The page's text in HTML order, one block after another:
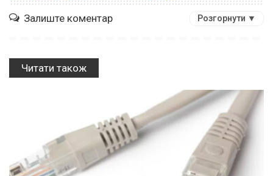
Залиште коментар Розгорнути ▼
Читати також